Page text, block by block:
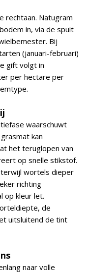
rechtaan. Natugram
in, via de spuit
Bij
(januari-februari)
gift volgt in
per hectare per
waarschuwt
kan
het teruglopen van
op snelle stikstof.
wortels dieper
richting
op kleur let.
de
uitsluitend de tint
naar volle